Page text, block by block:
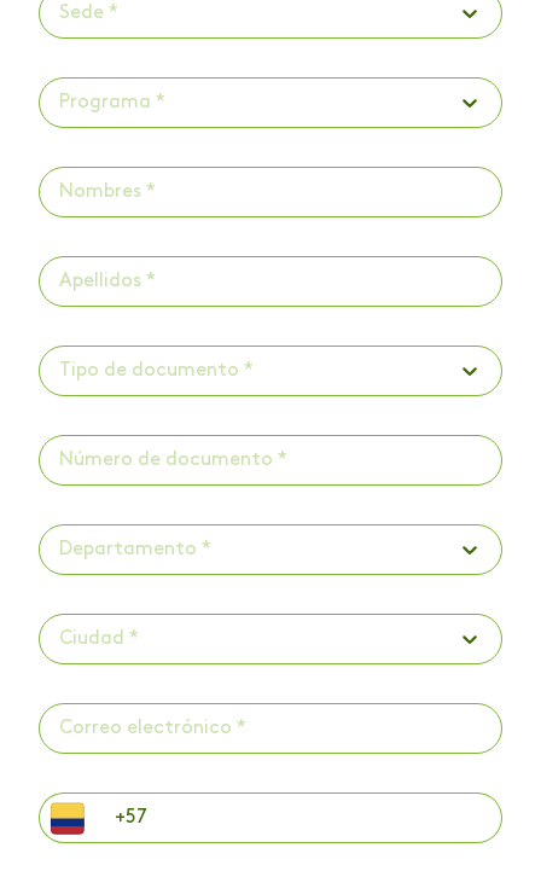
Sede *
Programa *
Tipo de documento *
Departamento *
Ciudad *